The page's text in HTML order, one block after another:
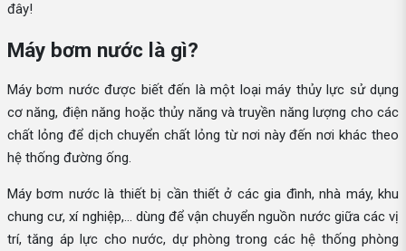
đây!
Máy bơm nước là gì?
Máy bơm nước được biết đến là một loại máy thủy lực sử dụng
cơ năng, điện năng hoặc thủy năng và truyền năng lượng cho các
chất lỏng để dịch chuyển chất lỏng từ nơi này đến nơi khác theo
hệ thống đường ống.
Máy bơm nước là thiết bị cần thiết ở các gia đình, nhà máy, khu
chung cư, xí nghiệp,... dùng để vận chuyển nguồn nước giữa các vị
trí, tăng áp lực cho nước, dự phòng trong các hệ thống phòng